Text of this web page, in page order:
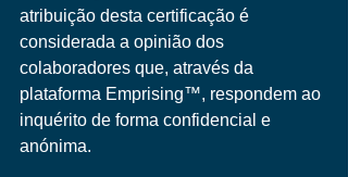
atribuição desta certificação é
considerada a opinião dos
colaboradores que, através da
plataforma Emprising™, respondem ao
inquérito de forma confidencial e
anónima.